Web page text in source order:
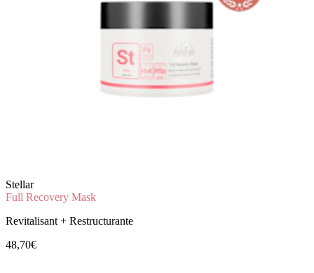
Stellar
Full Recovery Mask
Revitalisant + Restructurante
48,70€